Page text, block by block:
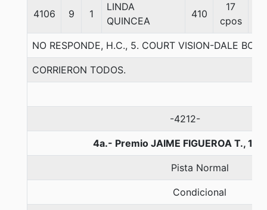
4106 9 1
LINDA
QUINCEA
410
17
cpos
NO RESPONDE, H.C., 5. COURT VISION-DALE
CORRIERON TODOS.
-4212-
4a.- Premio JAIME FIGUEROA T.,
Pista Normal
Condicional